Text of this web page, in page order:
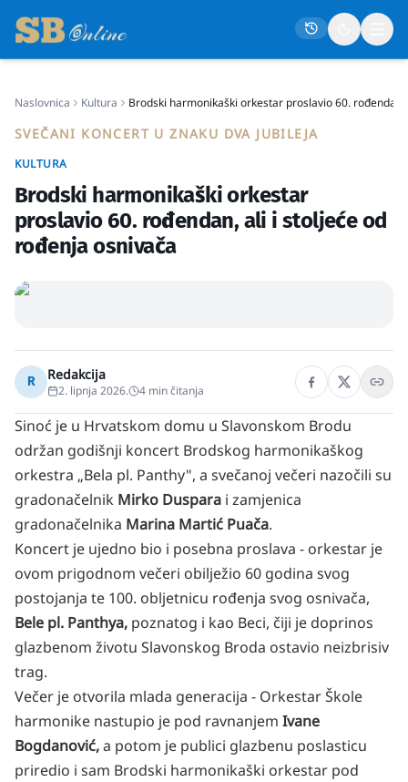
Politika
Gospodarstvo
Život
Crna kronika
Kultura
Osmrtnice
Naslovnica Kultura Brodski harmonikaški orkestar proslavio 60.
SVEČANI KONCERT U ZNAKU DVA JUBILEJA
KULTURA
Brodski harmonikaški orkestar
proslavio 60. rođendan, ali i stoljeće od
rođenja osni­vača
R Redakcija
2. lipnja 2026. 4 min čitanja
Sinoć je u Hrvatskom domu u Slavonskom Brodu
održan godišnji koncert Brodskog harmonikaškog
orkestra „Bela pl. Panthy", a svečanoj večeri nazočili su
gradonačelnik Mirko Duspara i zamjenica
gradonačelnika Marina Martić Puača.
Koncert je ujedno bio i posebna proslava - orkestar je
ovom prigodnom večeri obilježio 60 godina svog
postojanja te 100. obljetnicu rođenja svog osnivača,
Bele pl. Panthya, poznatog i kao Beci, čiji je doprinos
glazbenom životu Slavonskog Broda ostavio neizbrisiv
trag.
Večer je otvorila mlada generacija - Orkestar Škole
harmonike nastupio je pod ravnanjem Ivane
Bogdanović,a potom je publici glazbenu poslasticu
priredio i sam Brodski harmonikaški orkestar pod